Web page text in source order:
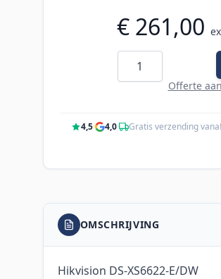
€ 261,00
Aantal
Offerte
4,5· 4,0· Gratis verzending
OMSCHRIJVING
Hikvision DS-XS6622-E/DW